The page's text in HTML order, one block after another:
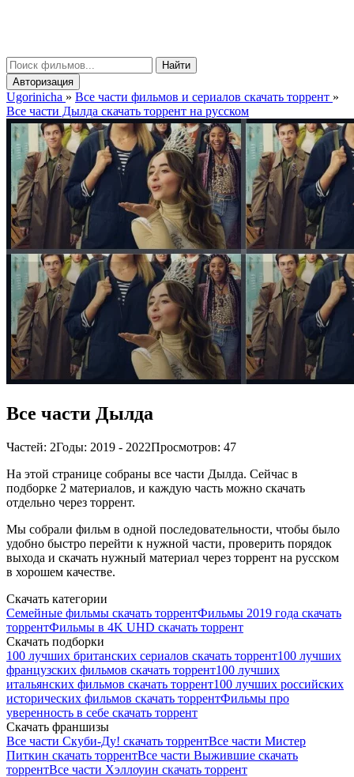
Найти
Авторизация
Ugorinicha » Все части фильмов и сериалов скачать торрент »
Все части Дылда скачать торрент на русском
Все части Дылда
Частей: 2Годы: 2019 - 2022Просмотров: 47
На этой странице собраны все части Дылда. Сейчас в
подборке 2 материалов, и каждую часть можно скачать
отдельно через торрент.
Мы собрали фильм в одной последовательности, чтобы было
удобно быстро перейти к нужной части, проверить порядок
выхода и скачать нужный материал через торрент на русском
в хорошем качестве.
Скачать категории
Семейные фильмы скачать торрентФильмы 2019 года скачать
торрентФильмы в 4K UHD скачать торрент
Скачать подборки
100 лучших британских сериалов скачать торрент100 лучших
французских фильмов скачать торрент100 лучших
итальянских фильмов скачать торрент100 лучших российских
исторических фильмов скачать торрентФильмы про
уверенность в себе скачать торрент
Скачать франшизы
Все части Скуби-Ду! скачать торрентВсе части Мистер
Питкин скачать торрентВсе части Выжившие скачать
торрентВсе части Хэллоуин скачать торрент